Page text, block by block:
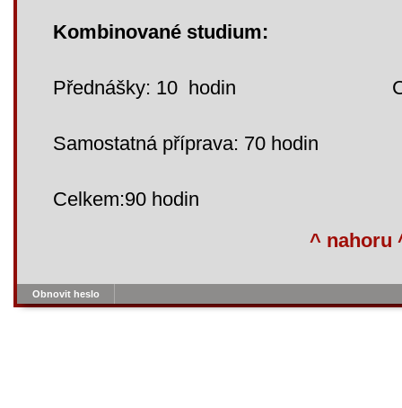
Kombinované studium:
Přednášky: 10 hodin
Samostatná příprava: 70 hodin
Celkem:90 hodin
^ nahoru
Obnovit heslo